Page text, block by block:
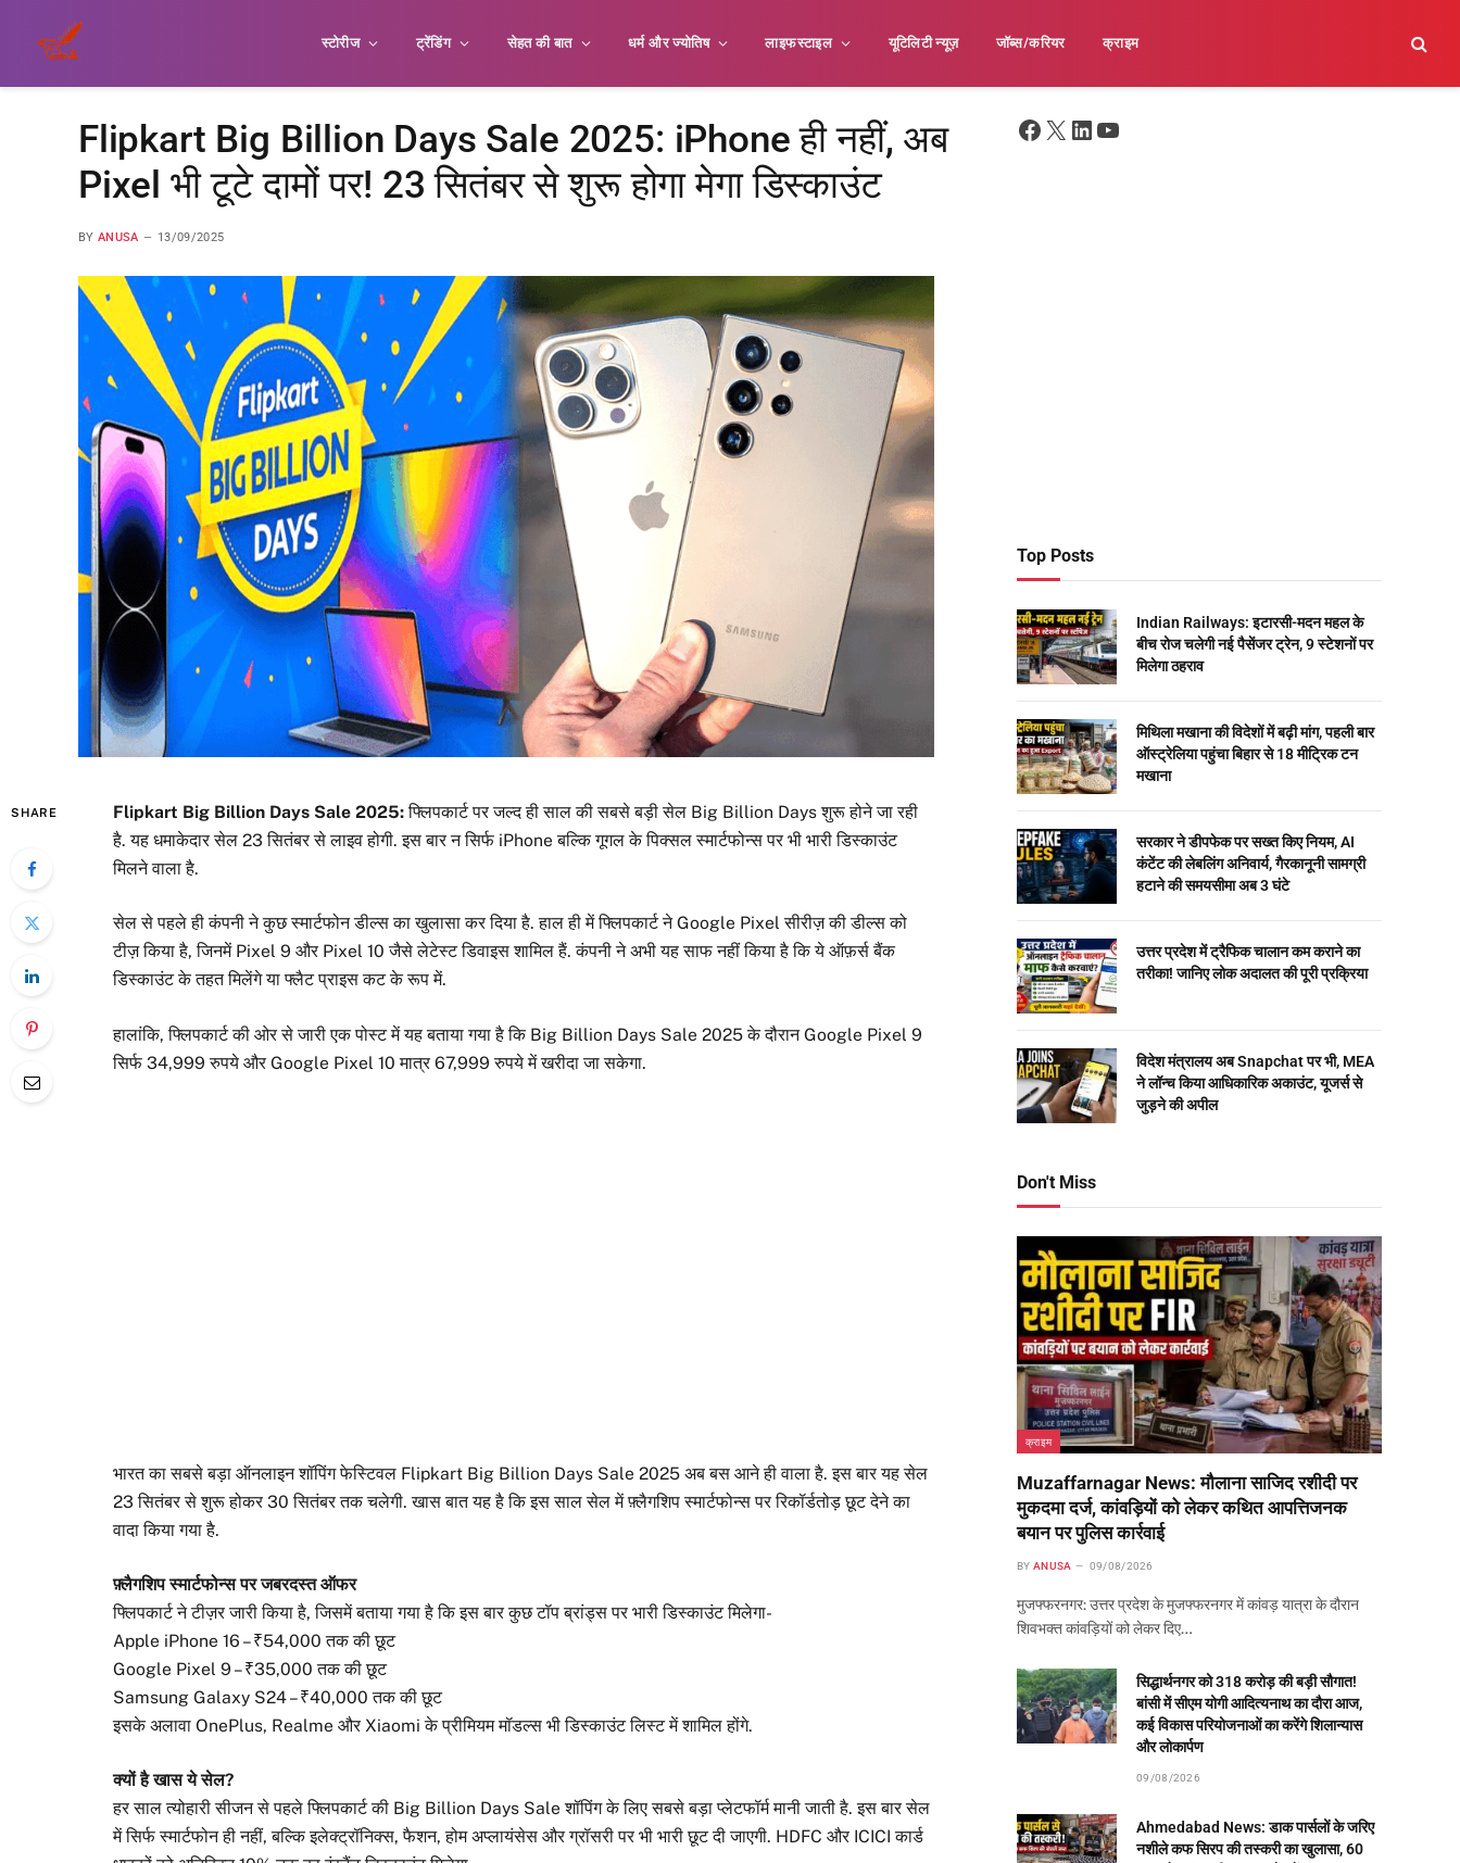
स्टोरीज ट्रेंडिंग सेहत की बात धर्म और ज्योतिष लाइफस्टाइल यूटिलिटी न्यूज़ जॉब्स/करियर क्राइम
Flipkart Big Billion Days Sale 2025: iPhone ही नहीं, अब
Pixel भी टूटे दामों पर! 23 सितंबर से शुरू होगा मेगा डिस्काउंट
BY ANUSA 13/09/2025
SHARE Flipkart Big Billion Days Sale 2025:फ्लिपकार्ट पर जल्द ही साल की सबसे बड़ी सेल Big Billion Days शुरू होने जा रही
है. यह धमाकेदार सेल 23 सितंबर से लाइव होगी. इस बार न सिर्फ iPhone बल्कि गूगल के पिक्सल स्मार्टफोन्स पर भी भारी डिस्काउंट
मिलने वाला है.
सेल से पहले ही कंपनी ने कुछ स्मार्टफोन डील्स का खुलासा कर दिया है. हाल ही में फ्लिपकार्ट ने Google Pixel सीरीज़ की डील्स को
टीज़ किया है, जिनमें Pixel 9 और Pixel 10 जैसे लेटेस्ट डिवाइस शामिल हैं. कंपनी ने अभी यह साफ नहीं किया है कि ये ऑफ़र्स बैंक
डिस्काउंट के तहत मिलेंगे या फ्लैट प्राइस कट के रूप में.
हालांकि, फ्लिपकार्ट की ओर से जारी एक पोस्ट में यह बताया गया है कि Big Billion Days Sale 2025 के दौरान Google Pixel 9
सिर्फ 34,999 रुपये और Google Pixel 10 मात्र 67,999 रुपये में खरीदा जा सकेगा.
भारत का सबसे बड़ा ऑनलाइन शॉपिंग फेस्टिवल Flipkart Big Billion Days Sale 2025 अब बस आने ही वाला है. इस बार यह सेल
23 सितंबर से शुरू होकर 30 सितंबर तक चलेगी. खास बात यह है कि इस साल सेल में फ़्लैगशिप स्मार्टफोन्स पर रिकॉर्डतोड़ छूट देने का
वादा किया गया है.
फ़्लैगशिप स्मार्टफोन्स पर जबरदस्त ऑफर
फ्लिपकार्ट ने टीज़र जारी किया है, जिसमें बताया गया है कि इस बार कुछ टॉप ब्रांड्स पर भारी डिस्काउंट मिलेगा-
Apple iPhone 16 – ₹54,000 तक की छूट
Google Pixel 9 – ₹35,000 तक की छूट
Samsung Galaxy S24 – ₹40,000 तक की छूट
इसके अलावा OnePlus, Realme और Xiaomi के प्रीमियम मॉडल्स भी डिस्काउंट लिस्ट में शामिल होंगे.
क्यों है खास ये सेल?
हर साल त्योहारी सीजन से पहले फ्लिपकार्ट की Big Billion Days Sale शॉपिंग के लिए सबसे बड़ा प्लेटफॉर्म मानी जाती है. इस बार सेल
में सिर्फ स्मार्टफोन ही नहीं, बल्कि इलेक्ट्रॉनिक्स, फैशन, होम अप्लायंसेस और ग्रॉसरी पर भी भारी छूट दी जाएगी. HDFC और ICICI कार्ड
Facebook
X LinkedIn
YouTube
Top Posts
Indian Railways: इटारसी-मदन महल के
बीच रोज चलेगी नई पैसेंजर ट्रेन, 9 स्टेशनों पर
मिलेगा ठहराव
मिथिला मखाना की विदेशों में बढ़ी मांग, पहली बार
ऑस्ट्रेलिया पहुंचा बिहार से 18 मीट्रिक टन
मखाना
सरकार ने डीपफेक पर सख्त किए नियम, AI
कंटेंट की लेबलिंग अनिवार्य, गैरकानूनी सामग्री
हटाने की समयसीमा अब 3 घंटे
उत्तर प्रदेश में ट्रैफिक चालान कम कराने का
तरीका! जानिए लोक अदालत की पूरी प्रक्रिया
विदेश मंत्रालय अब Snapchat पर भी, MEA
ने लॉन्च किया आधिकारिक अकाउंट, यूजर्स से
जुड़ने की अपील
Don't Miss
क्राइम
Muzaffarnagar News: मौलाना साजिद रशीदी पर
मुकदमा दर्ज, कांवड़ियों को लेकर कथित आपत्तिजनक
बयान पर पुलिस कार्रवाई
BY ANUSA 09/08/2026
मुजफ्फरनगर: उत्तर प्रदेश के मुजफ्फरनगर में कांवड़ यात्रा के दौरान
शिवभक्त कांवड़ियों को लेकर दिए…
सिद्धार्थनगर को 318 करोड़ की बड़ी सौगात!
बांसी में सीएम योगी आदित्यनाथ का दौरा आज,
कई विकास परियोजनाओं का करेंगे शिलान्यास
और लोकार्पण
09/08/2026
Ahmedabad News: डाक पार्सलों के जरिए
नशीले कफ सिरप की तस्करी का खुलासा, 60